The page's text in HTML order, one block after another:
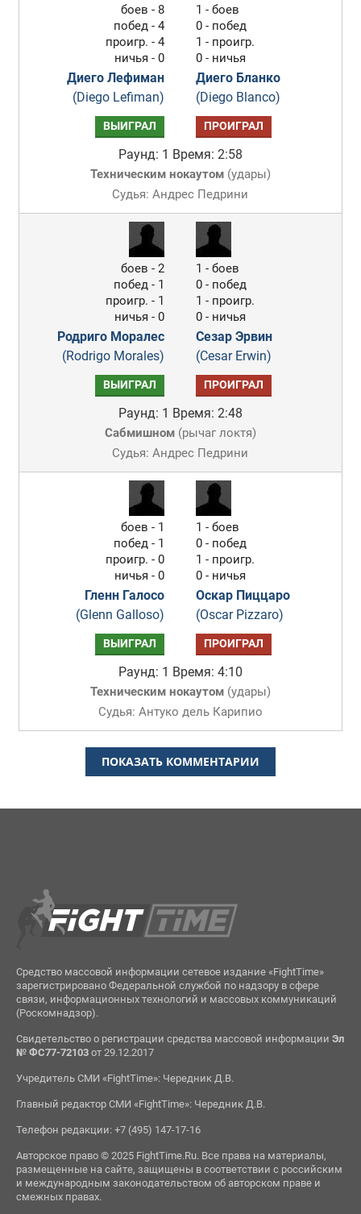
боев - 8
побед - 4
проигр. - 4
ничья - 0
Диего Лефиман
(Diego Lefiman)
1 - боев
0 - побед
1 - проигр.
0 - ничья
Диего Бланко
(Diego Blanco)
ВЫИГРАЛ ПРОИГРАЛ
Раунд: 1 Время: 2:58
Техническим нокаутом(удары)
Судья: Андрес Педрини
боев - 2
побед - 1
проигр. - 1
ничья - 0
Родриго Моралес
(Rodrigo Morales)
1 - боев
0 - побед
1 - проигр.
0 - ничья
Сезар Эрвин
(Cesar Erwin)
ВЫИГРАЛ ПРОИГРАЛ
Раунд: 1 Время: 2:48
Сабмишном(рычаг локтя)
Судья: Андрес Педрини
боев - 1
побед - 1
проигр. - 0
ничья - 0
Гленн Галосо
(Glenn Galloso)
1 - боев
0 - побед
1 - проигр.
0 - ничья
Оскар Пиццаро
(Oscar Pizzaro)
ВЫИГРАЛ ПРОИГРАЛ
Раунд: 1 Время: 4:10
Техническим нокаутом(удары)
Судья: Антуко дель Карипио
ПОКАЗАТЬ КОММЕНТАРИИ
Средство массовой информации сетевое издание «FightTime»
зарегистрировано Федеральной службой по надзору в сфере
связи, информационных технологий и массовых коммуникаций
(Роскомнадзор).
Свидетельство о регистрации средства массовой информации Эл
№ ФС77-72103от 29.12.2017
Учредитель СМИ «FightTime»: Чередник Д.В.
Главный редактор СМИ «FightTime»: Чередник Д.В.
Телефон редакции: +7 (495) 147-17-16
Авторское право © 2025 FightTime.Ru. Все права на материалы,
размещенные на сайте, защищены в соответствии с российским
и международным законодательством об авторском праве и
смежных правах.